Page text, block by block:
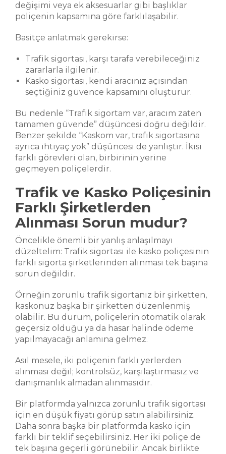
değişimi veya ek aksesuarlar gibi başlıklar
poliçenin kapsamına göre farklılaşabilir.
Basitçe anlatmak gerekirse:
Trafik sigortası, karşı tarafa verebileceğiniz
zararlarla ilgilenir.
Kasko sigortası, kendi aracınız açısından
seçtiğiniz güvence kapsamını oluşturur.
Bu nedenle “Trafik sigortam var, aracım zaten
tamamen güvende” düşüncesi doğru değildir.
Benzer şekilde “Kaskom var, trafik sigortasına
ayrıca ihtiyaç yok” düşüncesi de yanlıştır. İkisi
farklı görevleri olan, birbirinin yerine
geçmeyen poliçelerdir.
Trafik ve Kasko Poliçesinin
Farklı Şirketlerden
Alınması Sorun mudur?
Öncelikle önemli bir yanlış anlaşılmayı
düzeltelim: Trafik sigortası ile kasko poliçesinin
farklı sigorta şirketlerinden alınması tek başına
sorun değildir.
Örneğin zorunlu trafik sigortanız bir şirketten,
kaskonuz başka bir şirketten düzenlenmiş
olabilir. Bu durum, poliçelerin otomatik olarak
geçersiz olduğu ya da hasar halinde ödeme
yapılmayacağı anlamına gelmez.
Asıl mesele, iki poliçenin farklı yerlerden
alınması değil; kontrolsüz, karşılaştırmasız ve
danışmanlık almadan alınmasıdır.
Bir platformda yalnızca zorunlu trafik sigortası
için en düşük fiyatı görüp satın alabilirsiniz.
Daha sonra başka bir platformda kasko için
farklı bir teklif seçebilirsiniz. Her iki poliçe de
tek başına geçerli görünebilir. Ancak birlikte